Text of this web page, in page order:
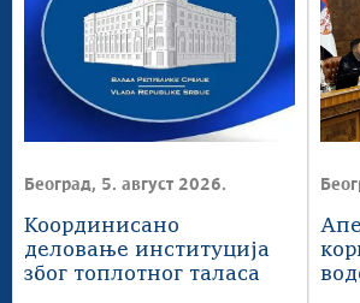
Београд, 5. август 2026.
Координисано
деловање институција
због топлотног таласа